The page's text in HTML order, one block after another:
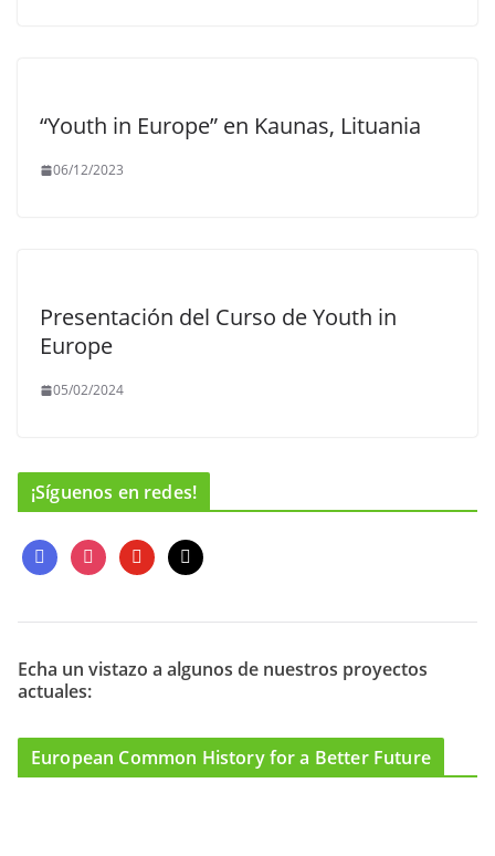
“Youth in Europe” en Kaunas, Lituania
06/12/2023
Presentación del Curso de Youth in
Europe
05/02/2024
¡Síguenos en redes!
f
a
e
o
o
i
n
t
g
r
m
y
o
t
b
m
a
l
Echa un vistazo a algunos de nuestros proyectos
actuales:
European Common History for a Better Future